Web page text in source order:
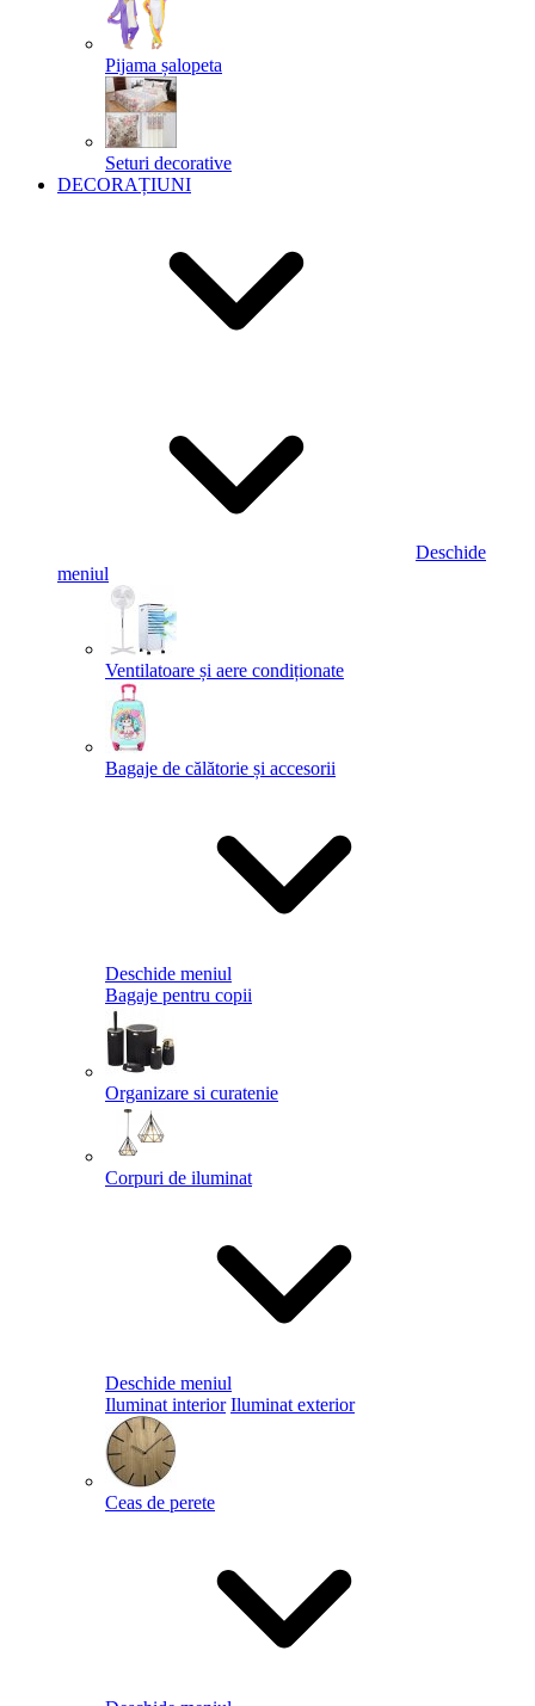
Pijama șalopeta
Seturi decorative
DECORAȚIUNI
Deschide
meniul
Ventilatoare și aere condiționate
Bagaje de călătorie și accesorii
Deschide meniul
Bagaje pentru copii
Organizare si curatenie
Corpuri de iluminat
Deschide meniul
Iluminat interior Iluminat exterior
Ceas de perete